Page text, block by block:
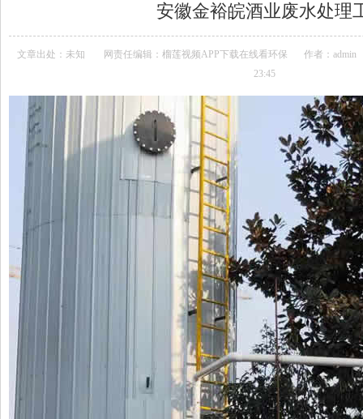
安徽金裕皖酒业废水处理
文章出处：未知 网责任编辑：榴莲视频APP下载在线看环保
作者：admin
23:45